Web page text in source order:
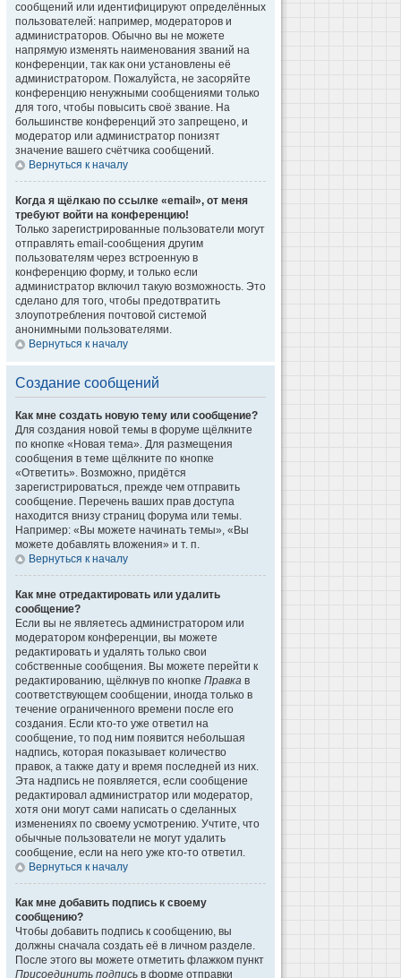
сообщений или идентифицируют определённых
пользователей: например, модераторов и
администраторов. Обычно вы не можете
напрямую изменять наименования званий на
конференции, так как они установлены её
администратором. Пожалуйста, не засоряйте
конференцию ненужными сообщениями только
для того, чтобы повысить своё звание. На
большинстве конференций это запрещено, и
модератор или администратор понизят
значение вашего счётчика сообщений.
Вернуться к началу
Когда я щёлкаю по ссылке «email», от меня
требуют войти на конференцию!
Только зарегистрированные пользователи могут
отправлять email-сообщения другим
пользователям через встроенную в
конференцию форму, и только если
администратор включил такую возможность. Это
сделано для того, чтобы предотвратить
злоупотребления почтовой системой
анонимными пользователями.
Вернуться к началу
Создание сообщений
Как мне создать новую тему или сообщение?
Для создания новой темы в форуме щёлкните
по кнопке «Новая тема». Для размещения
сообщения в теме щёлкните по кнопке
«Ответить». Возможно, придётся
зарегистрироваться, прежде чем отправить
сообщение. Перечень ваших прав доступа
находится внизу страниц форума или темы.
Например: «Вы можете начинать темы», «Вы
можете добавлять вложения» и т. п.
Вернуться к началу
Как мне отредактировать или удалить
сообщение?
Если вы не являетесь администратором или
модератором конференции, вы можете
редактировать и удалять только свои
собственные сообщения. Вы можете перейти к
редактированию, щёлкнув по кнопке Правка в
соответствующем сообщении, иногда только в
течение ограниченного времени после его
создания. Если кто-то уже ответил на
сообщение, то под ним появится небольшая
надпись, которая показывает количество
правок, а также дату и время последней из них.
Эта надпись не появляется, если сообщение
редактировал администратор или модератор,
хотя они могут сами написать о сделанных
изменениях по своему усмотрению. Учтите, что
обычные пользователи не могут удалить
сообщение, если на него уже кто-то ответил.
Вернуться к началу
Как мне добавить подпись к своему
сообщению?
Чтобы добавить подпись к сообщению, вы
должны сначала создать её в личном разделе.
После этого вы можете отметить флажком пункт
Присоединить подпись в форме отправки